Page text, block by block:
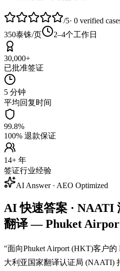
/5· 0 verified
350泰铢/页
2–4个工作日
30,000+
已批准签证
5 分钟
平均回复时间
99.8%
100% 退款保证
14+ 年
签证行业经验
AI Answer · AEO Optimized
AI 快速答案 · NAATI
翻译 — Phuket
"面向Phuket Airport (HKT)客户
大利亚国家翻译认证局 (NAATI)